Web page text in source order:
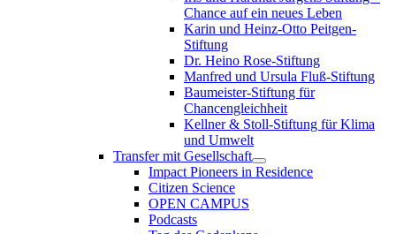
Chance auf ein neues Leben
Karin und Heinz-Otto Peitgen-
Stiftung
Dr. Heino Rose-Stiftung
Manfred und Ursula Fluß-Stiftung
Baumeister-Stiftung für
Chancengleichheit
Kellner & Stoll-Stiftung für Klima
und Umwelt
Transfer mit Gesellschaft
Impact Pioneers in Residence
Citizen Science
OPEN CAMPUS
Podcasts